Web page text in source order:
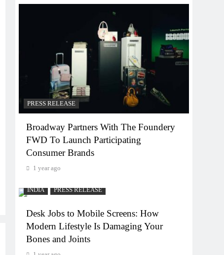
PRESS RELEASE
Broadway Partners With The Foundery
FWD To Launch Participating
Consumer Brands
1 year ago
INDIA PRESS RELEASE
Desk Jobs to Mobile Screens: How
Modern Lifestyle Is Damaging Your
Bones and Joints